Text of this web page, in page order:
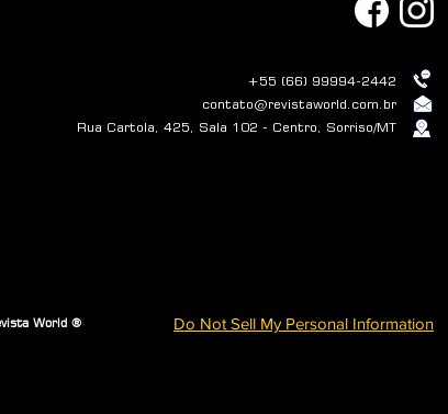
+55 (66) 99994-2442
contato@revistaworld.com.br
Rua Cartola, 425, Sala 102 - Centro, Sorriso/MT
World ® Do Not Sell My Personal Information